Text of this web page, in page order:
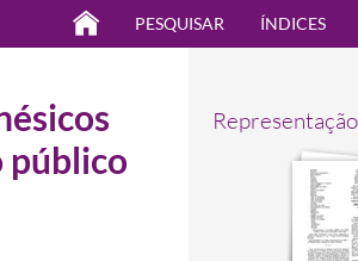
PESQUISAR ÍNDICES
público